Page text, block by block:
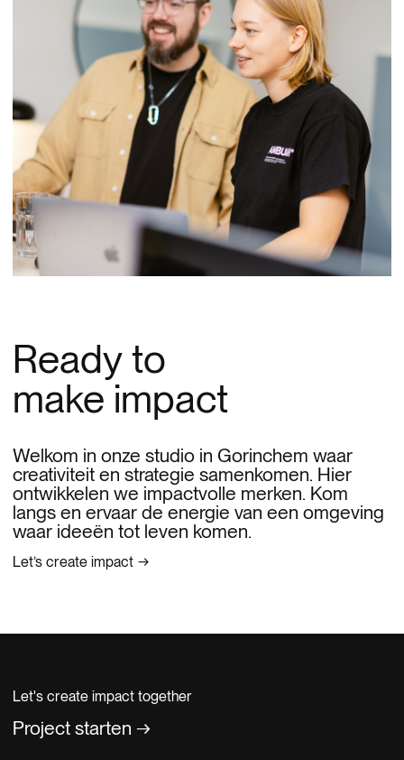
Ready to
make impact
Welkom in onze studio in Gorinchem waar
creativiteit en strategie samenkomen. Hier
ontwikkelen we impactvolle merken. Kom
langs en ervaar de energie van een omgeving
waar ideeën tot leven komen.
Let’s create impact
Let's create impact together
Project starten